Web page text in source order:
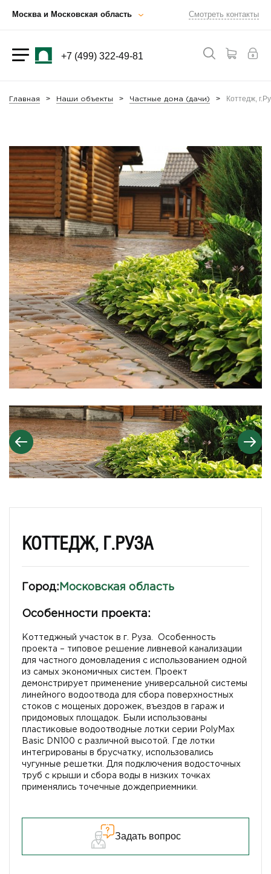
Москва и Московская область Смотреть контакты
+7 (499) 322-49-81
Главная Наши объекты Частные дома (дачи) Коттедж,
КОТТЕДЖ, Г.РУЗА
Город: Московская область
Особенности проекта:
Коттеджный участок в г. Руза. Особенность
проекта – типовое решение ливневой канализации
для частного домовладения с использованием одной
из самых экономичных систем. Проект
демонстрирует применение универсальной системы
линейного водоотвода для сбора поверхностных
стоков с мощеных дорожек, въездов в гараж и
придомовых площадок. Были использованы
пластиковые водоотводные лотки серии PolyMax
Basic DN100 с различной высотой. Где лотки
интегрированы в брусчатку, использовались
чугунные решетки. Для подключения водосточных
труб с крыши и сбора воды в низких точках
применялись точечные дождеприемники.
Задать вопрос